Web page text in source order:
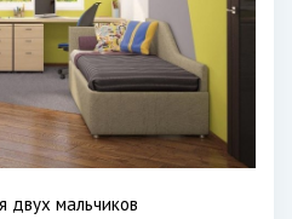
двух мальчиков